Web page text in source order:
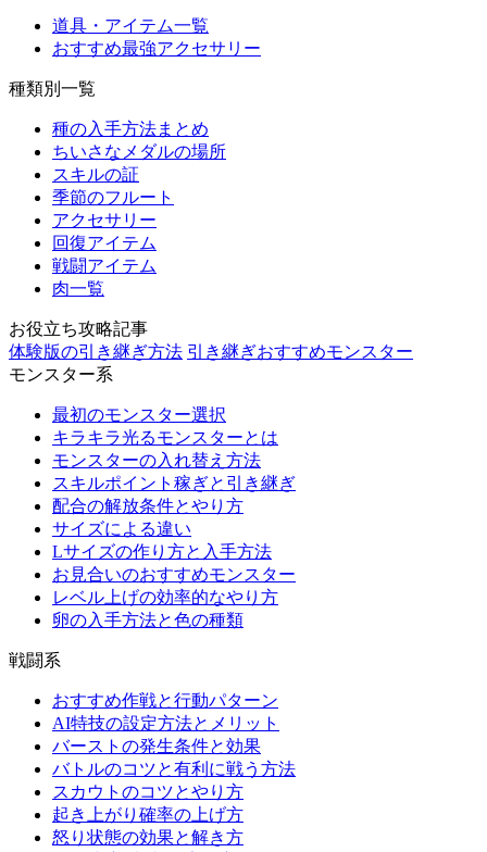
道具・アイテム一覧
おすすめ最強アクセサリー
種類別一覧
種の入手方法まとめ
ちいさなメダルの場所
スキルの証
季節のフルート
アクセサリー
回復アイテム
戦闘アイテム
肉一覧
お役立ち攻略記事
体験版の引き継ぎ方法 引き継ぎおすすめモンスター
モンスター系
最初のモンスター選択
キラキラ光るモンスターとは
モンスターの入れ替え方法
スキルポイント稼ぎと引き継ぎ
配合の解放条件とやり方
サイズによる違い
Lサイズの作り方と入手方法
お見合いのおすすめモンスター
レベル上げの効率的なやり方
卵の入手方法と色の種類
戦闘系
おすすめ作戦と行動パターン
AI特技の設定方法とメリット
バーストの発生条件と効果
バトルのコツと有利に戦う方法
スカウトのコツとやり方
起き上がり確率の上げ方
怒り状態の効果と解き方